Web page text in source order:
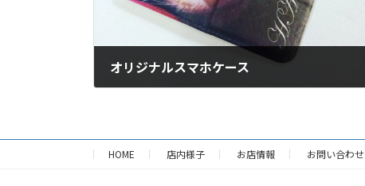
オリジナルスマホケース
HOME 店内様子 お店情報 お問い合わせ